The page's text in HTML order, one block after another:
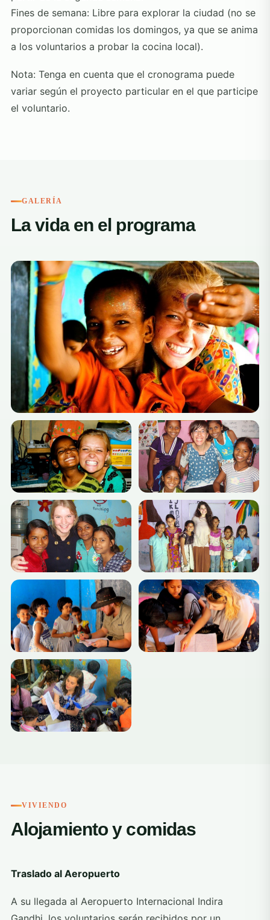
Fines de semana: Libre para explorar la ciudad (no se
proporcionan comidas los domingos, ya que se anima
a los voluntarios a probar la cocina local).
Nota: Tenga en cuenta que el cronograma puede
variar según el proyecto particular en el que participe
el voluntario.
GALERÍA
La vida en el programa
VIVIENDO
Alojamiento y comidas
Traslado al Aeropuerto
A su llegada al Aeropuerto Internacional Indira